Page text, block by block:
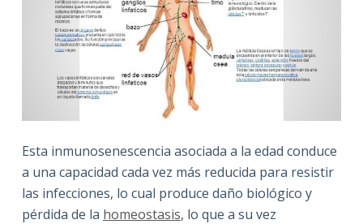
Esta inmunosenescencia asociada a la edad conduce
a una capacidad cada vez más reducida para resistir
las infecciones, lo cual produce daño biológico y
pérdida de la homeostasis, lo que a su vez